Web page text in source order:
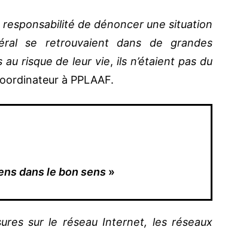
de dénoncer une situation
se retrouvaient dans de grandes
risque de leur vie,ils n’étaient pas du
à PPLAAF.
dans le bon sens »
sur le réseau Internet, les réseaux